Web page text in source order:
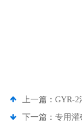
上一篇： GYR-2
下一篇： 专用灌